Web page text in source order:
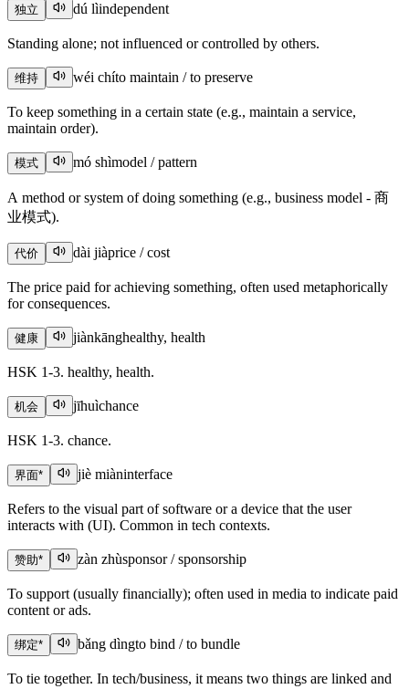
独立 dú lìindependent
Standing alone; not influenced or controlled by others.
维持 wéi chíto maintain / to preserve
To keep something in a certain state (e.g., maintain a service,
maintain order).
模式 mó shìmodel / pattern
A method or system of doing something (e.g., business model - 商
业模式).
代价 dài jiàprice / cost
The price paid for achieving something, often used metaphorically
for consequences.
健康 jiànkānghealthy, health
HSK 1-3. healthy, health.
机会 jīhuìchance
HSK 1-3. chance.
界面* jiè miàninterface
Refers to the visual part of software or a device that the user
interacts with (UI). Common in tech contexts.
赞助* zàn zhùsponsor / sponsorship
To support (usually financially); often used in media to indicate paid
content or ads.
绑定* bǎng dìngto bind / to bundle
To tie together. In tech/business, it means two things are linked and